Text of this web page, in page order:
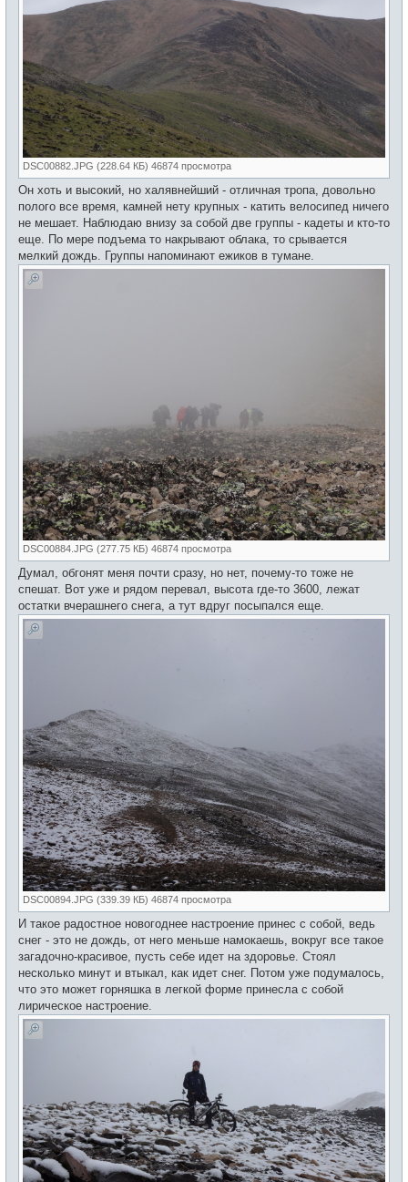
DSC00882.JPG (228.64 КБ) 46874 просмотра
Он хоть и высокий, но халявнейший - отличная тропа, довольно
полого все время, камней нету крупных - катить велосипед ничего
не мешает. Наблюдаю внизу за собой две группы - кадеты и кто-то
еще. По мере подъема то накрывают облака, то срывается
мелкий дождь. Группы напоминают ежиков в тумане.
DSC00884.JPG (277.75 КБ) 46874 просмотра
Думал, обгонят меня почти сразу, но нет, почему-то тоже не
спешат. Вот уже и рядом перевал, высота где-то 3600, лежат
остатки вчерашнего снега, а тут вдруг посыпался еще.
DSC00894.JPG (339.39 КБ) 46874 просмотра
И такое радостное новогоднее настроение принес с собой, ведь
снег - это не дождь, от него меньше намокаешь, вокруг все такое
загадочно-красивое, пусть себе идет на здоровье. Стоял
несколько минут и втыкал, как идет снег. Потом уже подумалось,
что это может горняшка в легкой форме принесла с собой
лирическое настроение.